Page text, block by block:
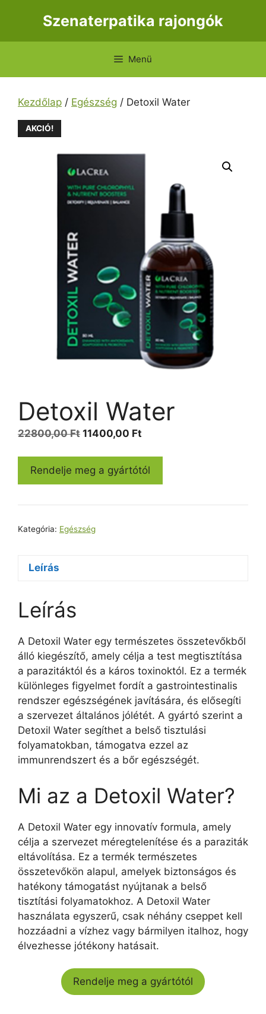
Szenaterpatika rajongók
Menü
Kezdőlap / Egészség / Detoxil Water
AKCIÓ!
Detoxil Water
22800,00Ft Original
22800,00 Ft.
11400,00 Ft
is:
11400,00 Ft.
Rendelje meg a gyártótól
Kategória: Egészség
Leírás
Leírás
A Detoxil Water egy természetes összetevőkből
álló kiegészítő, amely célja a test megtisztítása
a parazitáktól és a káros toxinoktól. Ez a termék
különleges figyelmet fordít a gastrointestinalis
rendszer egészségének javítására, és elősegíti
a szervezet általános jólétét. A gyártó szerint a
Detoxil Water segíthet a belső tisztulási
folyamatokban, támogatva ezzel az
immunrendszert és a bőr egészségét.
Mi az a Detoxil Water?
A Detoxil Water egy innovatív formula, amely
célja a szervezet méregtelenítése és a paraziták
eltávolítása. Ez a termék természetes
összetevőkön alapul, amelyek biztonságos és
hatékony támogatást nyújtanak a belső
tisztítási folyamatokhoz. A Detoxil Water
használata egyszerű, csak néhány cseppet kell
hozzáadni a vízhez vagy bármilyen italhoz, hogy
élvezhesse jótékony hatásait.
Rendelje meg a gyártótól